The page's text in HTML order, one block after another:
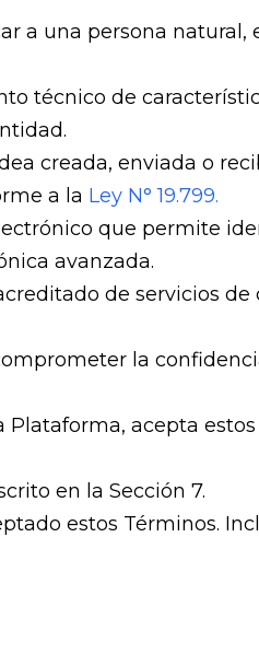
a una persona natural,
técnico de
creada, enviada o
a la Ley N° 19.799.
que permite
avanzada.
de servicios
la
acepta
en la Sección 7.
estos Términos.